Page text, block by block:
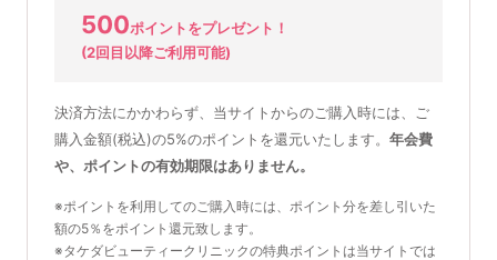
500ポイントをプレゼント！
(2回目以降ご利用可能)
決済方法にかかわらず、当サイトからのご購入時には、ご
購入金額(税込)の5%のポイントを還元いたします。 年会費
や、ポイントの有効期限はありません。
※ポイントを利用してのご購入時には、ポイント分を差し引いた
額の5％をポイント還元致します。
※タケダビューティークリニックの特典ポイントは当サイトでは